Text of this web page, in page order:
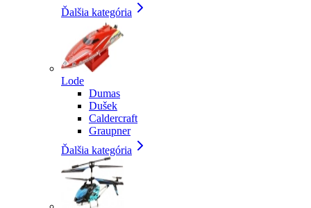
Ďalšia kategória
Lode
Dumas
Dušek
Caldercraft
Graupner
Ďalšia kategória